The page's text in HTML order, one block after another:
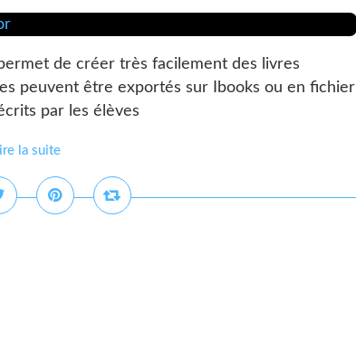
de créer très facilement des livres
peuvent être exportés sur Ibooks ou en fichier
par les élèves
la suite